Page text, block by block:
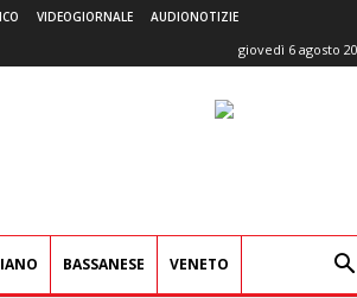
VIDEOGIORNALE AUDIONOTIZIE
giovedì 6 agosto
BASSANESE VENETO